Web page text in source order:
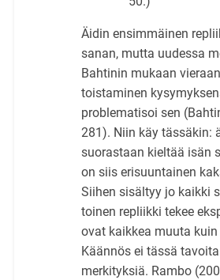
Äidin ensimmäinen
sanan, mutta uudessa
Bahtinin mukaan
toistaminen
problematisoi sen
281). Niin käy tässäkin:
suorastaan kieltää isän
on siis erisuuntainen
Siihen sisältyy jo kaikki
toinen repliikki tekee
ovat kaikkea muuta
Käännös ei tässä
merkityksiä. Rambo